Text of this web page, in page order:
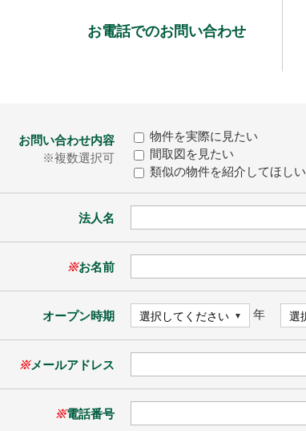
お電話でのお問い合わせ
お問い合わせ内容
※複数選択可
物件を実際に見たい
間取図を見たい
類似の物件を紹介してほしい
法人名
※お名前
オープン時期 年
※メールアドレス
※電話番号